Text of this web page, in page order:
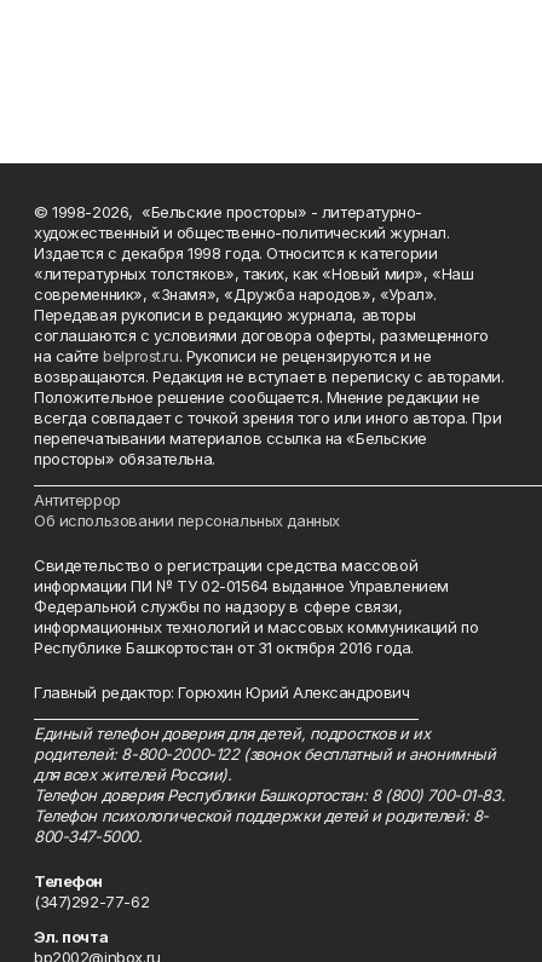
© 1998-2026, «Бельские просторы» - литературно-
художественный и общественно-политический журнал.
Издается с декабря 1998 года. Относится к категории
«литературных толстяков», таких, как «Новый мир», «Наш
современник», «Знамя», «Дружба народов», «Урал».
Передавая рукописи в редакцию журнала, авторы
соглашаются с условиями договора оферты, размещенного
на сайтеbelprost.ru. Рукописи не рецензируются и не
возвращаются. Редакция не вступает в переписку с авторами.
Положительное решение сообщается. Мнение редакции не
всегда совпадает с точкой зрения того или иного автора. При
перепечатывании материалов ссылка на «Бельские
просторы» обязательна.
Антитеррор
Об использовании персональных данных
Свидетельство о регистрации средства массовой
информации ПИ № ТУ 02-01564 выданное Управлением
Федеральной службы по надзору в сфере связи,
информационных технологий и массовых коммуникаций по
Республике Башкортостан от 31 октября 2016 года.
Главный редактор: Горюхин Юрий Александрович
Единый телефон доверия для детей, подростков и их
родителей: 8-800-2000-122 (звонок бесплатный и анонимный
для всех жителей России).
Телефон доверия Республики Башкортостан: 8 (800) 700-01-83.
Телефон психологической поддержки детей и родителей: 8-
800-347-5000.
Телефон
(347)292-77-62
Эл. почта
bp2002@inbox.ru